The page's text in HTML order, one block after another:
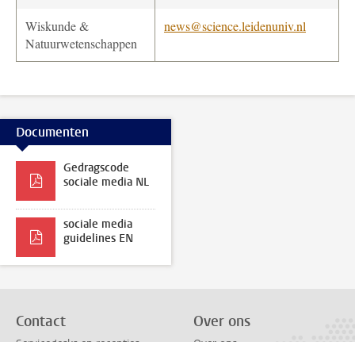
Wiskunde &
Natuurwetenschappen
news@science.leidenuniv.nl
Documenten
Gedragscode
sociale media NL
sociale media
guidelines EN
Contact Over ons